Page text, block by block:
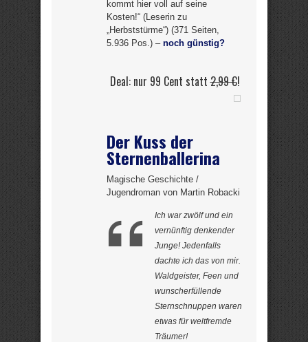
kommt hier voll auf seine
Kosten!“ (Leserin zu
„Herbststürme“) (371 Seiten,
5.936 Pos.) – noch günstig?
Deal: nur 99 Cent statt2,99 €!
Der Kuss der
Sternenballerina
Magische Geschichte /
Jugendroman von Martin Robacki
Ich war zwölf und ein
vernünftig denkender
Junge! Jedenfalls
dachte ich das von mir.
Waldgeister, Feen und
wunscherfüllende
Sternschnuppen waren
etwas für weltfremde
Träumer!